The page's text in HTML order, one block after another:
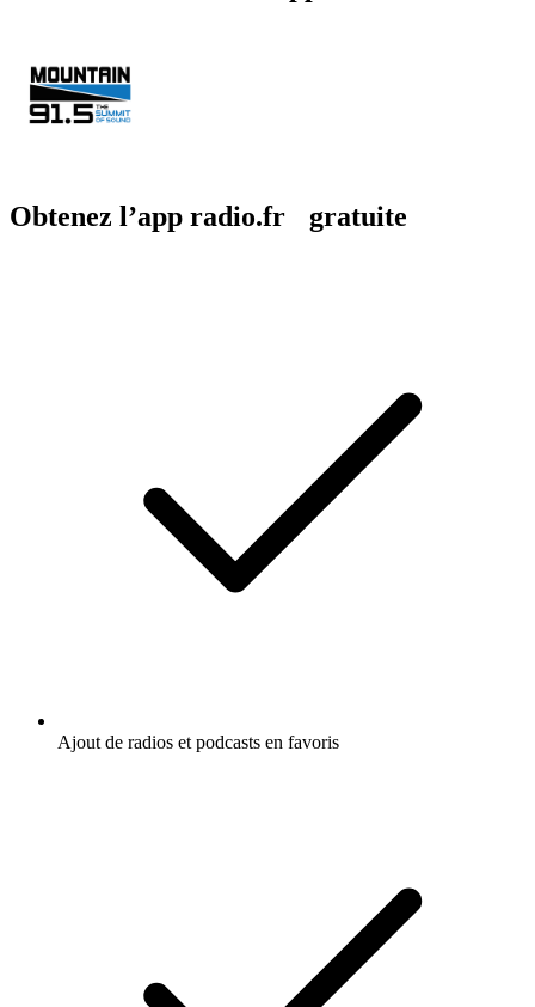
Obtenez l’app radio.fr gratuite
Ajout de radios et podcasts en favoris